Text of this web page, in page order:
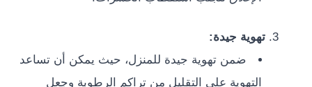
تهوية جيدة:
ضمن تهوية جيدة للمنزل، حيث يمكن أن تساعد
التهوية على التقليل من تراكم الرطوبة وجعل